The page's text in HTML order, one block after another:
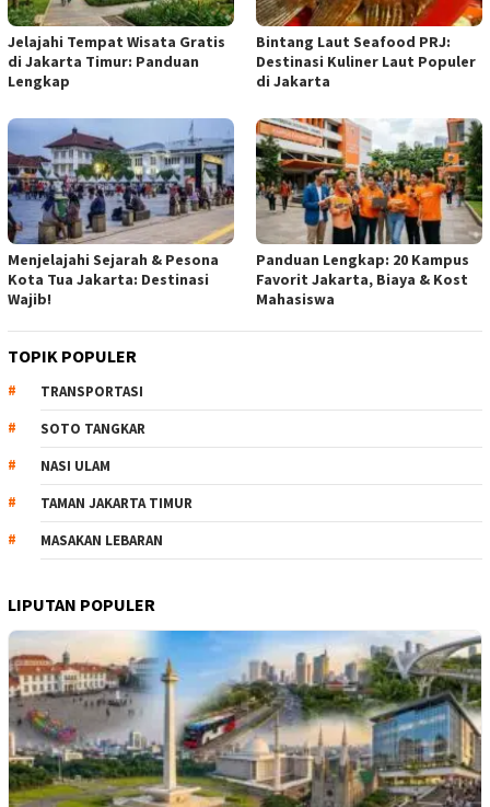
Jelajahi Tempat Wisata Gratis
di Jakarta Timur: Panduan
Lengkap
Bintang Laut Seafood PRJ:
Destinasi Kuliner Laut Populer
di Jakarta
Menjelajahi Sejarah & Pesona
Kota Tua Jakarta: Destinasi
Wajib!
Panduan Lengkap: 20 Kampus
Favorit Jakarta, Biaya & Kost
Mahasiswa
TOPIK POPULER
TRANSPORTASI
SOTO TANGKAR
NASI ULAM
TAMAN JAKARTA TIMUR
MASAKAN LEBARAN
LIPUTAN POPULER